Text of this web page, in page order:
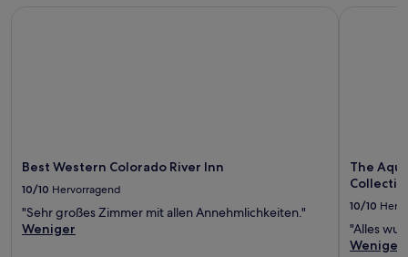
Best Western Colorado River Inn
10/10 Hervorragend
"Sehr großes Zimmer mit allen Annehmlichkeiten."
Weniger
The
10/10
"Alles
Weniger